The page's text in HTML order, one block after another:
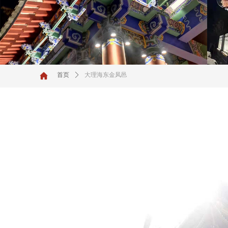
首页 ꄲ 大理海东金凤邑